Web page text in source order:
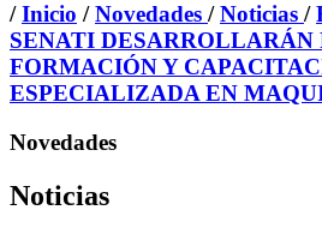
/Inicio /Novedades /Noticias /
SENATI DESARROLLARÁN
FORMACIÓN Y
ESPECIALIZADA EN
Novedades
Noticias